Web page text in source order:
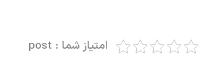
امتیاز شما : post